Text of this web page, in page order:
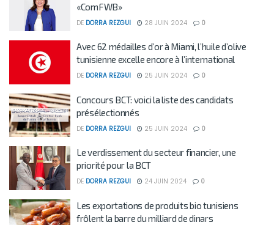
«ComFWB»
DE DORRA REZGUI 28 JUIN 2024 0
Avec 62 médailles d’or à Miami, l’huile d’olive
tunisienne excelle encore à l’international
DE DORRA REZGUI 25 JUIN 2024 0
Concours BCT: voici la liste des candidats
présélectionnés
DE DORRA REZGUI 25 JUIN 2024 0
Le verdissement du secteur financier, une
priorité pour la BCT
DE DORRA REZGUI 24 JUIN 2024 0
Les exportations de produits bio tunisiens
frôlent la barre du milliard de dinars